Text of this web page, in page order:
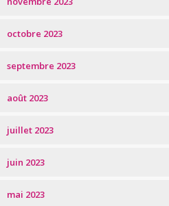
octobre 2023
septembre 2023
août 2023
juillet 2023
juin 2023
mai 2023